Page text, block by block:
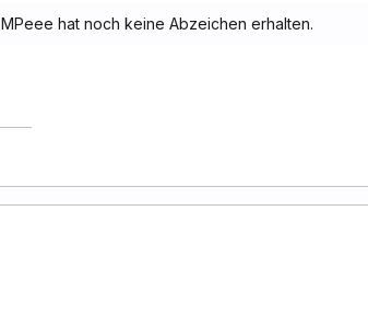
MPeee hat noch keine Abzeichen erhalten.